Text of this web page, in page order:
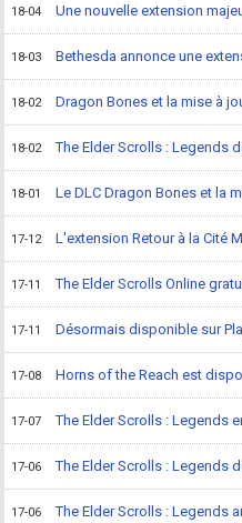
18-04 Une nouvelle extension
18-03 Bethesda annonce une
18-02 Dragon Bones et la mise à
18-02 The Elder Scrolls : Legends
18-01 Le DLC Dragon Bones et la
17-12 L'extension Retour à la Cité
17-11 The Elder Scrolls Online
17-11 Désormais disponible sur
17-08 Horns of the Reach est
17-07 The Elder Scrolls : Legends
17-06 The Elder Scrolls : Legends
17-06 The Elder Scrolls : Legends